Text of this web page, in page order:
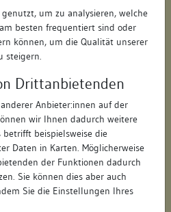
genutzt, um zu analysieren, welche
besten frequentiert sind oder
können, um die Qualität unserer
steigern.
Drittanbietenden
Anbieter:innen auf der
wir Ihnen dadurch weitere
beispielsweise die
Daten in Karten. Möglicherweise
der Funktionen dadurch
Sie können dies aber auch
Sie die Einstellungen Ihres
Hussenstraße
38
78462
Konstanz
Freiburg
Konstanz (Landkreis)
8335043012